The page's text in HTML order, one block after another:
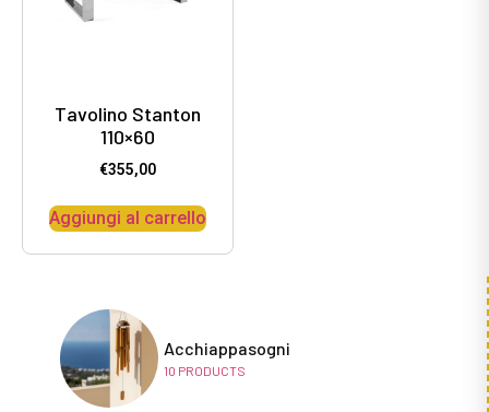
Acchiappasogni
10 PRODUCTS
Tavolino Stanton
110×60
€355,00
Aggiungi al carrello